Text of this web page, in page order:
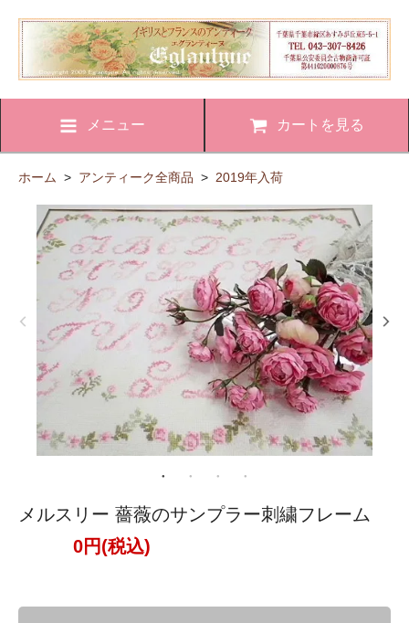
メニュー カートを見る
ホーム > アンティーク全商品 > 2019年入荷
メルスリー 薔薇のサンプラー刺繍フレーム
0円(税込)